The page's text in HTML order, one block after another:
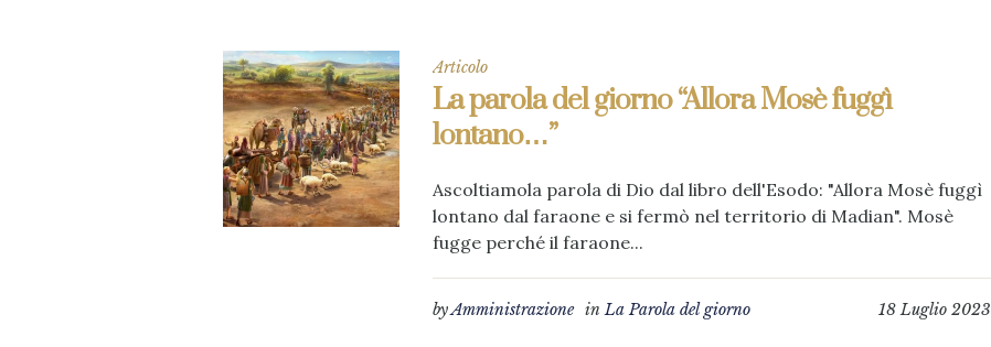
Articolo
La parola del giorno “Allora Mosè fuggì
lontano…”
Ascoltiamola parola di Dio dal libro dell'Esodo: "Allora Mosè fuggì
lontano dal faraone e si fermò nel territorio di Madian". Mosè
fugge perché il faraone...
18 Luglio 2023
byAmministrazione inLa Parola del giorno